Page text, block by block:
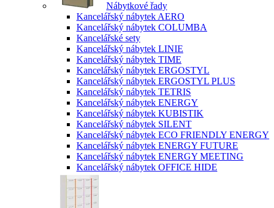
Nábytkové řady
Kancelářský nábytek AERO
Kancelářský nábytek COLUMBA
Kancelářské sety
Kancelářský nábytek LINIE
Kancelářský nábytek TIME
Kancelářský nábytek ERGOSTYL
Kancelářský nábytek ERGOSTYL PLUS
Kancelářský nábytek TETRIS
Kancelářský nábytek ENERGY
Kancelářský nábytek KUBISTIK
Kancelářský nábytek SILENT
Kancelářský nábytek ECO FRIENDLY ENERGY
Kancelářský nábytek ENERGY FUTURE
Kancelářský nábytek ENERGY MEETING
Kancelářský nábytek OFFICE HIDE